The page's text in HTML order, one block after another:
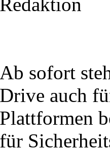
Ab sofort
Drive auch
Plattformen
für